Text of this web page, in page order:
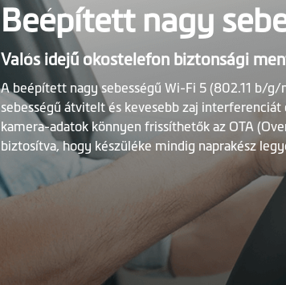
Beépített nagy
Valós idejű okostelefon biztonsági
A beépített nagy sebességű Wi-Fi 5 (802.11 b/
sebességű átvitelt és kevesebb zaj interferenciát
kamera-adatok könnyen frissíthetők az OTA
biztosítva, hogy készüléke mindig naprakész